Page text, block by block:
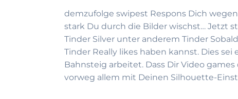
demzufolge swipest Respons Dich
stark Du durch die Bilder wischst… Jetzt
Tinder Silver unter anderem Tinder
Tinder Really likes haben kannst. Dies
Bahnsteig arbeitet. Dass Dir Video
vorweg allem mit Deinen Silhouette-